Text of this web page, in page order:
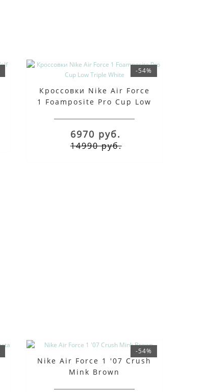
-54%
Кроссовки Nike Air Force
1 Foamposite Pro Cup Low
6970 руб.
14990 руб.
-54%
Nike Air Force 1 '07 Crush
Mink Brown